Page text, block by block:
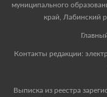
муниципального
край, Лабинский
Контакты редакции:
Выписка из реестра